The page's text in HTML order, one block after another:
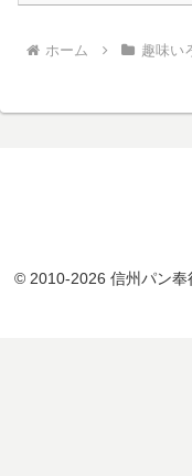
ホーム 趣味い
© 2010-2026 信州パン奉